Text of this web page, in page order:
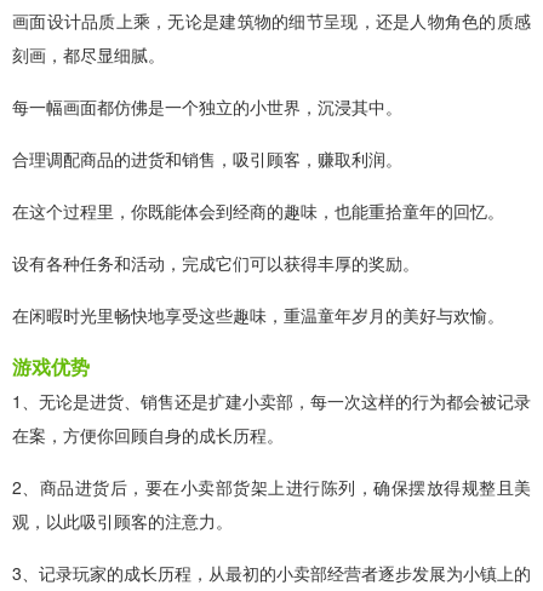
画面设计品质上乘，无论是建筑物的细节呈现，还是人物角色的质感
刻画，都尽显细腻。
每一幅画面都仿佛是一个独立的小世界，沉浸其中。
合理调配商品的进货和销售，吸引顾客，赚取利润。
在这个过程里，你既能体会到经商的趣味，也能重拾童年的回忆。
设有各种任务和活动，完成它们可以获得丰厚的奖励。
在闲暇时光里畅快地享受这些趣味，重温童年岁月的美好与欢愉。
游戏优势
1、无论是进货、销售还是扩建小卖部，每一次这样的行为都会被记录
在案，方便你回顾自身的成长历程。
2、商品进货后，要在小卖部货架上进行陈列，确保摆放得规整且美
观，以此吸引顾客的注意力。
3、记录玩家的成长历程，从最初的小卖部经营者逐步发展为小镇上的